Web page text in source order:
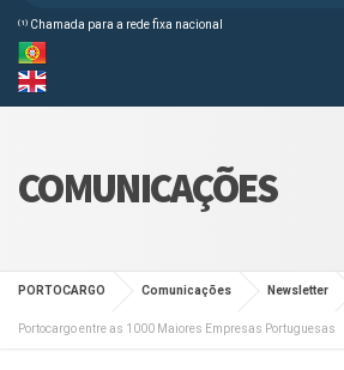
⁽¹⁾ Chamada para a rede fixa nacional
COMUNICAÇÕES
PORTOCARGO Comunicações Newsletter
Portocargo entre as 1000 Maiores Empresas Portuguesas